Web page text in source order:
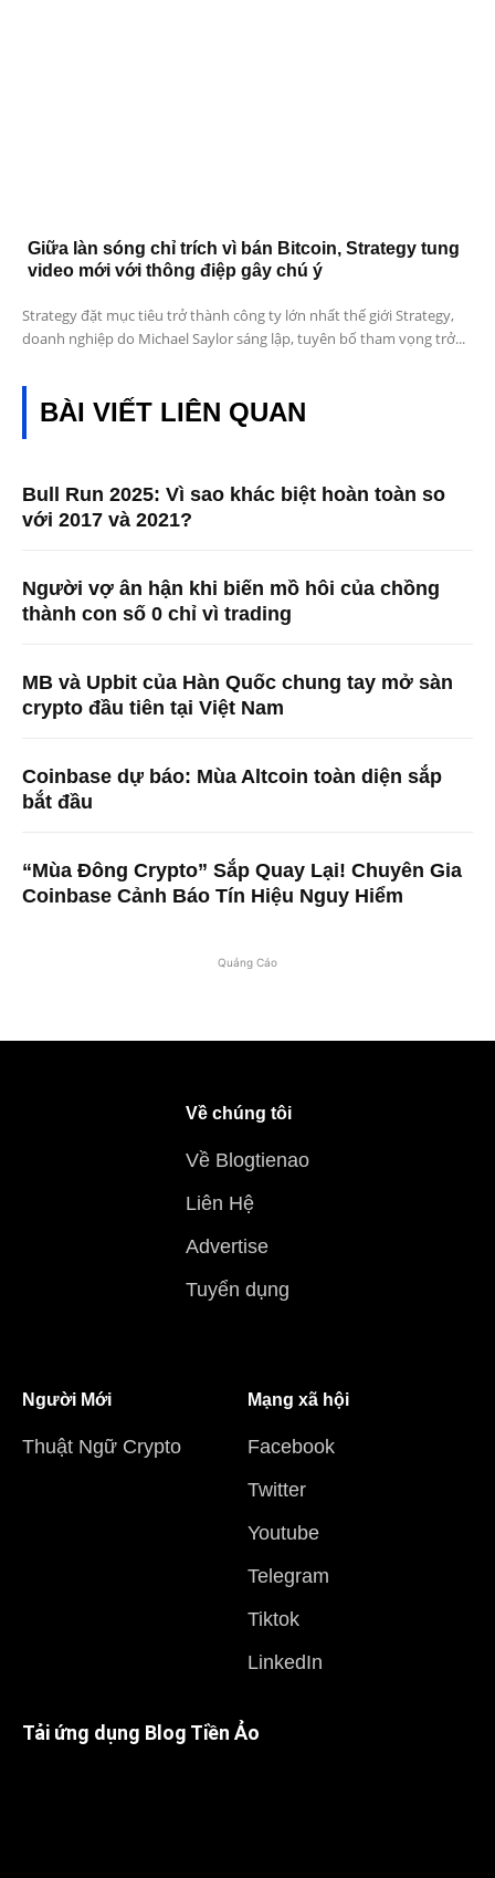
Giữa làn sóng chỉ trích vì bán Bitcoin, Strategy tung
video mới với thông điệp gây chú ý
Strategy đặt mục tiêu trở thành công ty lớn nhất thế giới Strategy,
doanh nghiệp do Michael Saylor sáng lập, tuyên bố tham vọng trở...
BÀI VIẾT LIÊN QUAN
Bull Run 2025: Vì sao khác biệt hoàn toàn so
với 2017 và 2021?
Người vợ ân hận khi biến mồ hôi của chồng
thành con số 0 chỉ vì trading
MB và Upbit của Hàn Quốc chung tay mở sàn
crypto đầu tiên tại Việt Nam
Coinbase dự báo: Mùa Altcoin toàn diện sắp
bắt đầu
“Mùa Đông Crypto” Sắp Quay Lại! Chuyên Gia
Coinbase Cảnh Báo Tín Hiệu Nguy Hiểm
Quảng Cáo
Về chúng tôi
Về Blogtienao
Liên Hệ
Advertise
Tuyển dụng
Người Mới
Thuật Ngữ Crypto
Mạng xã hội
Facebook
Twitter
Youtube
Telegram
Tiktok
LinkedIn
Tải ứng dụng Blog Tiền Ảo